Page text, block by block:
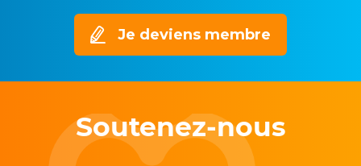
Je deviens membre
Soutenez-nous